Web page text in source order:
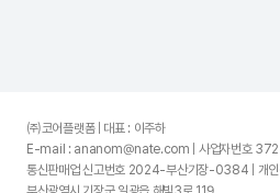
㈜코어플랫폼 | 대표 : 이주하
E-mail : ananom@nate.com | 사업자번호
통신판매업 신고번호 2024-부산기장-0384 | 개인